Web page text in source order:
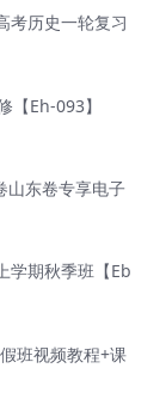
考历史一轮复习
【Eh-093】
山东卷专享电子
学期秋季班【Eb
班视频教程+课